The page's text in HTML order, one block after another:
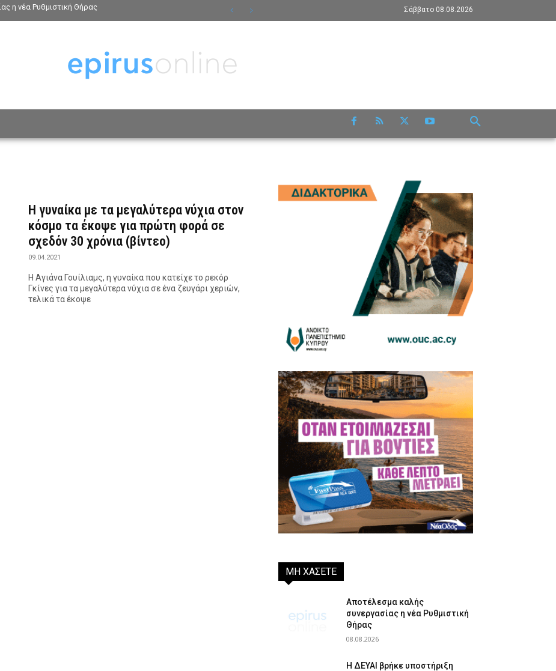
η νέα Ρυθμιστική Θήρας Σάββατο 08.08.2026
Η γυναίκα με τα μεγαλύτερα νύχια στον
κόσμο τα έκοψε για πρώτη φορά σε
σχεδόν 30 χρόνια (βίντεο)
09.04.2021
Η Αγιάνα Γουίλιαμς, η γυναίκα που κατείχε το ρεκόρ
Γκίνες για τα μεγαλύτερα νύχια σε ένα ζευγάρι χεριών,
τελικά τα έκοψε
ΜΗ ΧΑΣΕΤΕ
Αποτέλεσμα καλής
συνεργασίας η νέα Ρυθμιστική
Θήρας
08.08.2026
Η ΔΕΥΑΙ βρήκε υποστήριξη